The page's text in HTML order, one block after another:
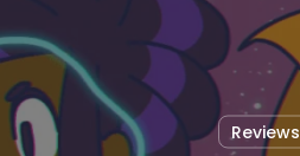
Reviews